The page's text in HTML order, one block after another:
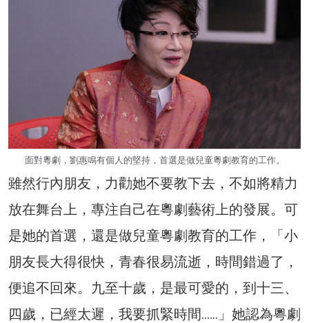
面對粵劇，劉惠鳴有個人的堅持，首選是做兒童粵劇教育的工作。
雖然行內朋友，力勸她不要教下去，不如將精力
放在舞台上，專注自己在粵劇藝術上的發展。可
是她的首選，還是做兒童粵劇教育的工作，「小
朋友長大得很快，青春很易流逝，時間錯過了，
便追不回來。九至十歲，是最可愛的，到十三、
四歲，已經太遲，我要抓緊時間……」她認為粵劇